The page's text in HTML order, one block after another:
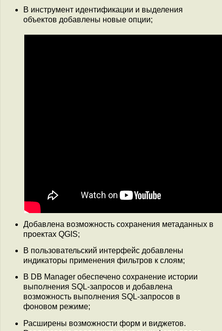
В инструмент идентификации и выделения
объектов добавлены новые опции;
Добавлена возможность сохранения метаданных в
проектах QGIS;
В пользовательский интерфейс добавлены
индикаторы применения фильтров к слоям;
В DB Manager обеспечено сохранение истории
выполнения SQL-запросов и добавлена
возможность выполнения SQL-запросов в
фоновом режиме;
Расширены возможности форм и виджетов.